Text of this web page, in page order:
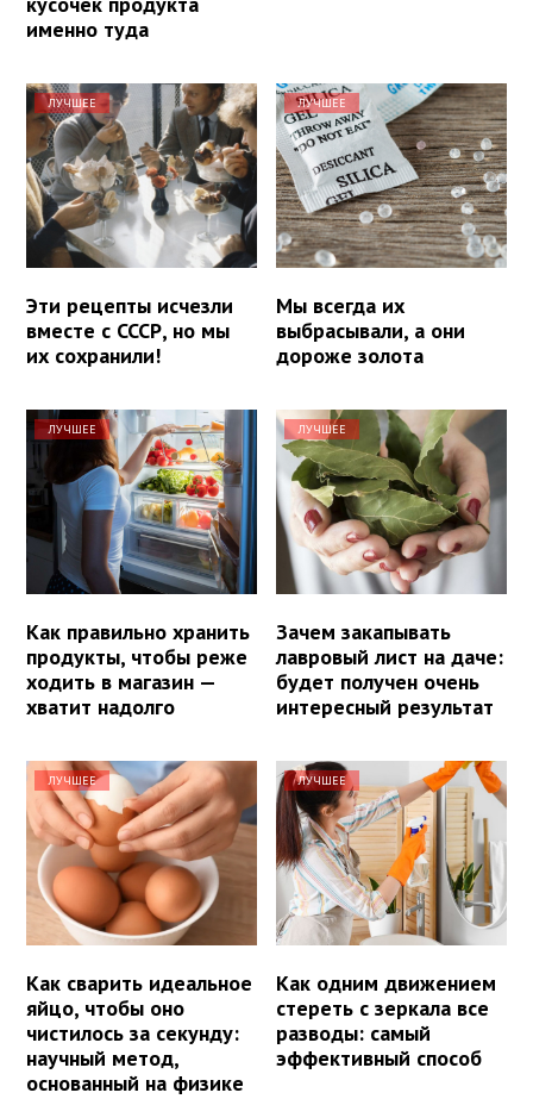
именно туда
ЛУЧШЕЕ
Эти рецепты исчезли
вместе с СССР, но мы
их сохранили!
ЛУЧШЕЕ
Мы всегда их
выбрасывали, а они
дороже золота
ЛУЧШЕЕ
Как правильно хранить
продукты, чтобы реже
ходить в магазин —
хватит надолго
ЛУЧШЕЕ
Зачем закапывать
лавровый лист на даче:
будет получен очень
интересный результат
ЛУЧШЕЕ
Как сварить идеальное
яйцо, чтобы оно
чистилось за секунду:
научный метод,
основанный на физике
ЛУЧШЕЕ
Как одним движением
стереть с зеркала все
разводы: самый
эффективный способ